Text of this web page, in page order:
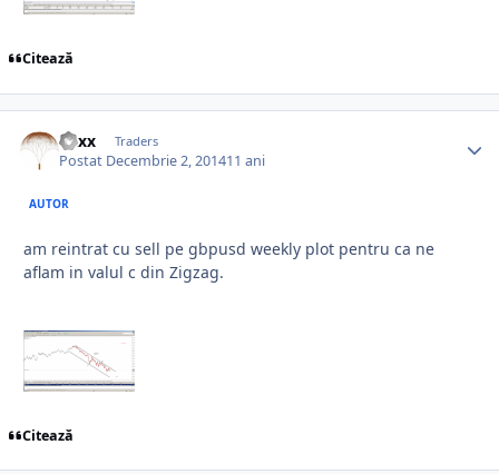
Citează
Vaxx Traders
Postat Decembrie 2, 201411 ani
AUTOR
am reintrat cu sell pe gbpusd weekly plot pentru ca ne
aflam in valul c din Zigzag.
Citează